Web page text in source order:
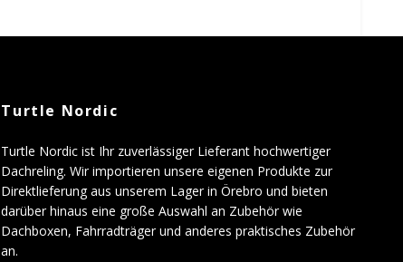
Turtle Nordic
Turtle Nordic ist Ihr zuverlässiger Lieferant hochwertiger
Dachreling. Wir importieren unsere eigenen Produkte zur
Direktlieferung aus unserem Lager in Örebro und bieten
darüber hinaus eine große Auswahl an Zubehör wie
Dachboxen, Fahrradträger und anderes praktisches Zubehör
an.